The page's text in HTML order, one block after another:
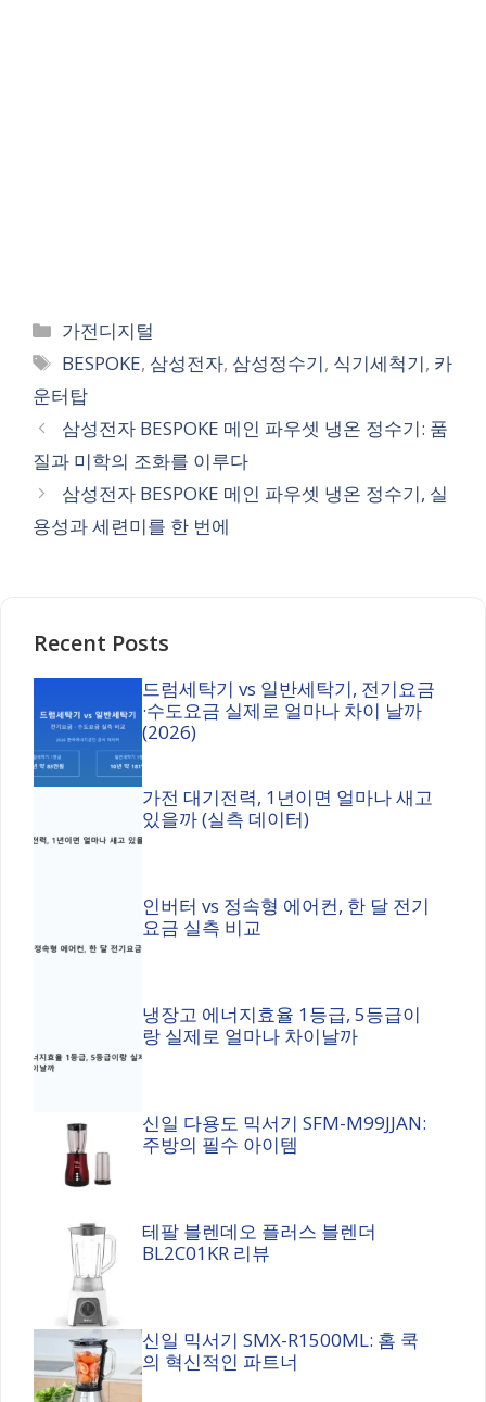
Categories
가전디지털
Tags
BESPOKE, 삼성전자, 삼성정수기, 식기세척기, 카
운터탑
삼성전자 BESPOKE 메인 파우셋 냉온 정수기: 품
질과 미학의 조화를 이루다
삼성전자 BESPOKE 메인 파우셋 냉온 정수기, 실
용성과 세련미를 한 번에
Recent Posts
드럼세탁기 vs 일반세탁기, 전기요금
·수도요금 실제로 얼마나 차이 날까
(2026)
가전 대기전력, 1년이면 얼마나 새고
있을까 (실측 데이터)
인버터 vs 정속형 에어컨, 한 달 전기
요금 실측 비교
냉장고 에너지효율 1등급, 5등급이
랑 실제로 얼마나 차이날까
신일 다용도 믹서기 SFM-M99JJAN:
주방의 필수 아이템
테팔 블렌데오 플러스 블렌더
BL2C01KR 리뷰
신일 믹서기 SMX-R1500ML: 홈 쿡
의 혁신적인 파트너